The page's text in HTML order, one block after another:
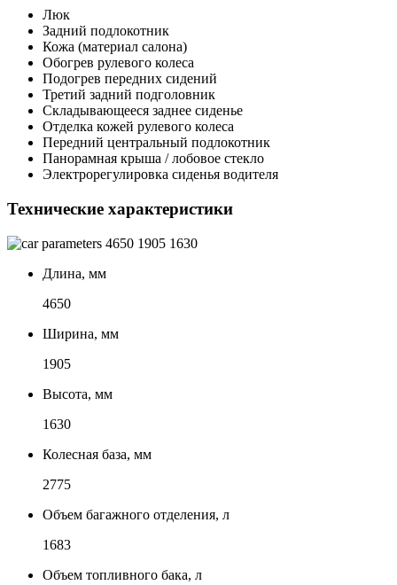
Люк
Задний подлокотник
Кожа (материал салона)
Обогрев рулевого колеса
Подогрев передних сидений
Третий задний подголовник
Складывающееся заднее сиденье
Отделка кожей рулевого колеса
Передний центральный подлокотник
Панорамная крыша / лобовое стекло
Электрорегулировка сиденья водителя
Технические характеристики
4650 1905 1630
Длина, мм
4650
Ширина, мм
1905
Высота, мм
1630
Колесная база, мм
2775
Объем багажного отделения, л
1683
Объем топливного бака, л